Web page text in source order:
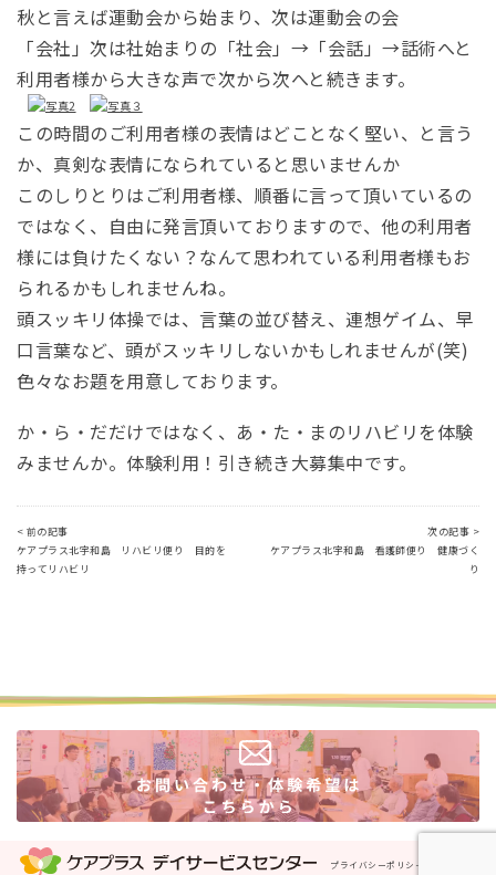
秋と言えば運動会から始まり、次は運動会の会
「会社」次は社始まりの「社会」→「会話」→話術へと
利用者様から大きな声で次から次へと続きます。
この時間のご利用者様の表情はどことなく堅い、 と言う
か、真剣な表情になられていると思いませんか
このしりとりはご利用者様、順番に言って頂いているの
ではなく、 自由に発言頂いておりますので、他の利用者
様には負けたくない？ なんて思われている利用者様もお
られるかもしれませんね。
頭スッキリ体操では、言葉の並び替え、連想ゲイム、早
口言葉など、頭がスッキリしないかもしれませんが(笑)
色々なお題を用意しております。
か・ら・だだけではなく、あ・た・まのリハビリを体験
みませんか。 体験利用！引き続き大募集中です。
< 前の記事
ケアプラス北宇和島 リハビリ便り 目的を
持ってリハビリ
次の記事 >
ケアプラス北宇和島 看護師便り 健康づく
り
プライバシーポリシー